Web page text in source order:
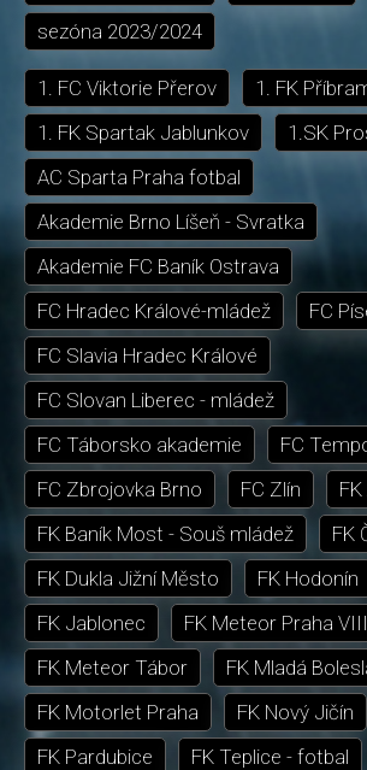
sezóna 2023/2024
1. FC Viktorie Přerov
1. FK
1. FK Spartak Jablunkov
1.SK
AC Sparta Praha fotbal
Akademie Brno Líšeň - Svratka
Akademie FC Baník Ostrava
FC Hradec Králové-mládež
FC
FC Slavia Hradec Králové
FC Slovan Liberec - mládež
FC Táborsko akademie
FC
FC Zbrojovka Brno
FC Zlín
FK Baník Most - Souš mládež
FK
FK Dukla Jižní Město
FK Hodonín
FK Jablonec
FK Meteor Praha VIII
FK Meteor Tábor
FK Mladá
FK Motorlet Praha
FK Nový Jičín
FK Pardubice
FK Teplice - fotbal